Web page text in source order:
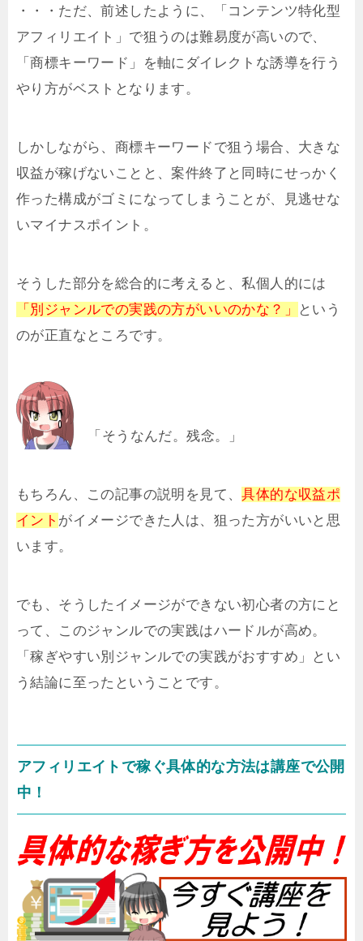
・・・ただ、前述したように、「コンテンツ特化型
アフィリエイト」で狙うのは難易度が高いので、
「商標キーワード」を軸にダイレクトな誘導を行う
やり方がベストとなります。
しかしながら、商標キーワードで狙う場合、大きな
収益が稼げないことと、案件終了と同時にせっかく
作った構成がゴミになってしまうことが、見逃せな
いマイナスポイント。
そうした部分を総合的に考えると、私個人的には
「別ジャンルでの実践の方がいいのかな？」
という
のが正直なところです。
「そうなんだ。残念。」
もちろん、この記事の説明を見て、具体的な収益ポ
イント がイメージできた人は、狙った方がいいと思
います。
でも、そうしたイメージができない初心者の方にと
って、このジャンルでの実践はハードルが高め。
「稼ぎやすい別ジャンルでの実践がおすすめ」とい
う結論に至ったということです。
アフィリエイトで稼ぐ具体的な方法は講座で公開
中！